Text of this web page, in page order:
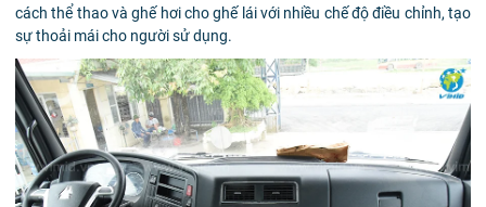
cách thể thao và ghế hơi cho ghế lái với nhiều chế độ điều chỉnh, tạo
sự thoải mái cho người sử dụng.